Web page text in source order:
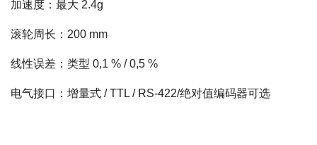
加速度：最大 2.4g
滚轮周长：200 mm
线性误差：类型 0,1 % / 0,5 %
电气接口：增量式 / TTL / RS-422/绝对值编码器可选